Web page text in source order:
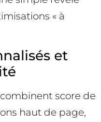
« à
et
score de
haut de page,